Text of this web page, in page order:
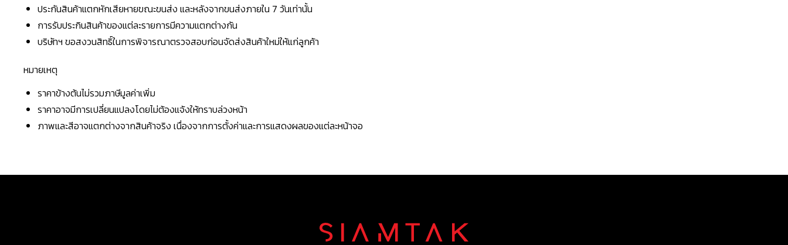
ประกันสินค้าแตกหักเสียหายขณะขนส่ง และหลังจากขนส่งภายใน 7 วันเท่านั้น
การรับประกินสินค้าของแต่ละรายการมีความแตกต่างกัน
บริษัทฯ ขอสงวนสิทธิ์ในการพิจารณาตรวจสอบก่อนจัดส่งสินค้าใหม่ให้แก่ลูกค้า
หมายเหตุ
ราคาข้างต้นไม่รวมภาษีมูลค่าเพิ่ม
ราคาอาจมีการเปลี่ยนแปลงโดยไม่ต้องแจ้งให้ทราบล่วงหน้า
ภาพและสีอาจแตกต่างจากสินค้าจริง เนื่องจากการตั้งค่าและการแสดงผลของแต่ละหน้าจอ